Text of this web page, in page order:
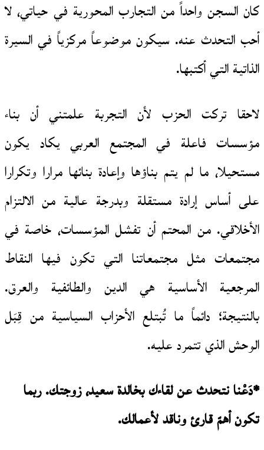
كان السجن واحداً من التجارب المحورية في حياتي، لا
أحب التحدث عنه. سيكون موضوعاً مركزياً في السيرة
الذاتية التي أكتبها.
لاحقا تركت الحزب لأن التجربة علمتني أن بناء
مؤسسات فاعلة في المجتمع العربي يكاد يكون
مستحيلا، ما لم يتم بناؤها وإعادة بنائها مرارا وتكرارا
على أساس إرادة مستقلة وبدرجة عالية من الالتزام
الأخلاقي. من المحتم أن تفشل المؤسسات، خاصة في
مجتمعات مثل مجتمعاتنا التي تكون فيها النقاط
المرجعية الأساسية هي الدين والطائفية والعرق.
بالنتيجة؛ دائماً ما تُبتلع الأحزاب السياسية من قِبَل
الوحش الذي تتمرد عليه.
*دَعْنا نتحدث عن لقاءك بخالدة سعيد، زوجتك. ربما
تكون أهمّ قارئ وناقد لأعمالك.